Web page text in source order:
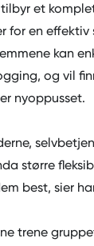
tilbyr et
for en effektiv
kan
og vil
nyoppusset.
større
best, sier
trene